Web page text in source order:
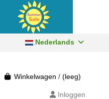
Nederlands
Winkelwagen / (leeg)
Inloggen